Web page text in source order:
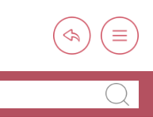
训及认定班开班通知
会消失吗？
费名品，不仅仅是荣誉那